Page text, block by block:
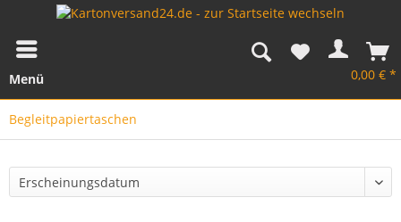
Menü 0,00 € *
Begleitpapiertaschen